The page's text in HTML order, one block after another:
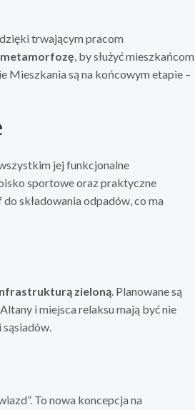
trwającym pracom
, by służyć mieszkańcom
Mieszkania są na końcowym etapie –
jej funkcjonalne
sportowe oraz praktyczne
składowania odpadów, co ma
zieloną. Planowane są
i miejsca relaksu mają być nie
To nowa koncepcja na